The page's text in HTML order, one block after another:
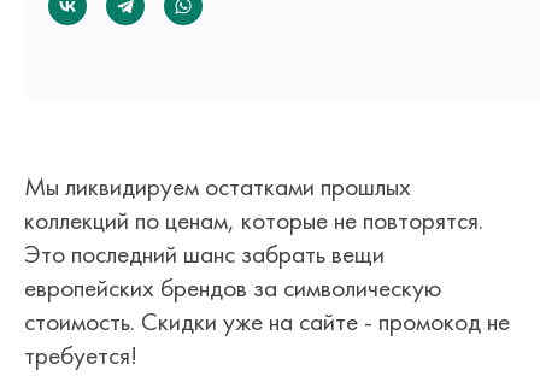
Мы ликвидируем остатками прошлых
коллекций по ценам, которые не повторятся.
Это последний шанс забрать вещи
европейских брендов за символическую
стоимость. Скидки уже на сайте - промокод не
требуется!